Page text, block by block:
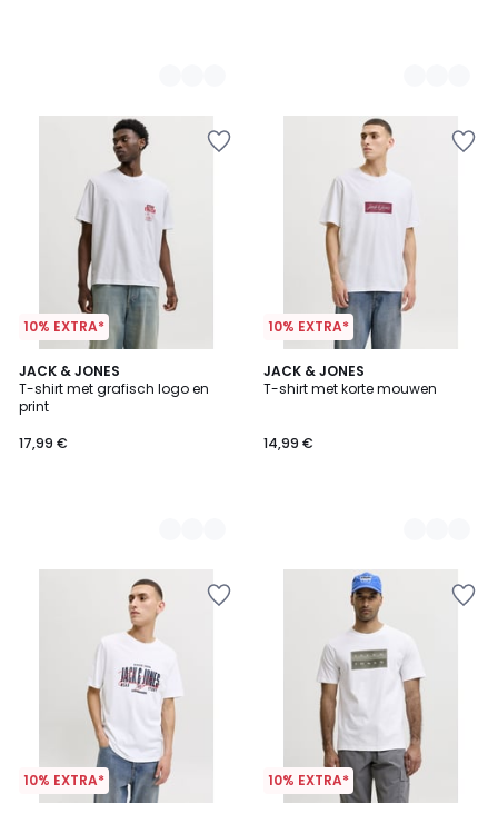
10% EXTRA*
JACK & JONES
T-shirt met grafisch logo en
print
17,99 €
4
Kleuren
10% EXTRA*
JACK & JONES
T-shirt met korte mouwen
14,99 €
4
Kleuren
10% EXTRA* 10% EXTRA*